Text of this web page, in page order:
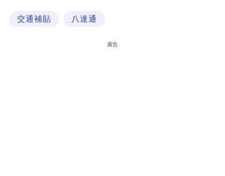
交通補貼 八達通
廣告